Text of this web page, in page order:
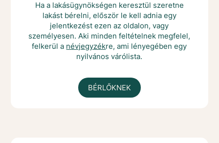
Ha a lakásügynökségen keresztül szeretne
lakást bérelni, először le kell adnia egy
jelentkezést ezen az oldalon, vagy
személyesen. Aki minden feltételnek megfelel,
felkerül a névjegyzékre, ami lényegében egy
nyilvános várólista.
BÉRLŐKNEK